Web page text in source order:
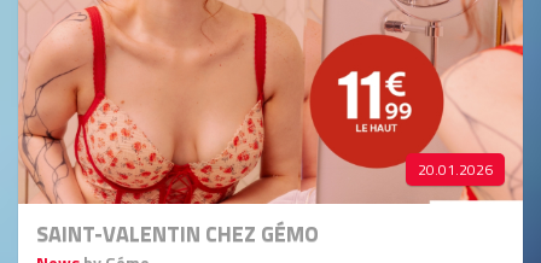
20.01.2026
SAINT-VALENTIN CHEZ GÉMO